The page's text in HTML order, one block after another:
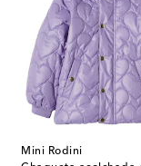
Mini Rodini